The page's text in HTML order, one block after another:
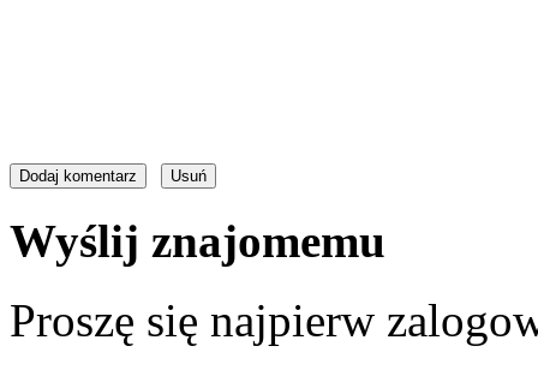
Wyślij znajomemu
Proszę się najpierw